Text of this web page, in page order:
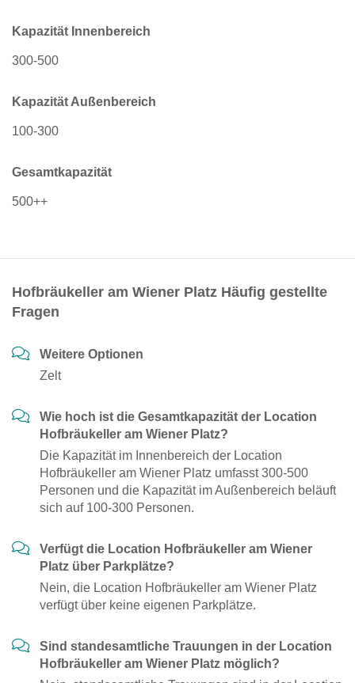
Kapazität Innenbereich
300-500
Kapazität Außenbereich
100-300
Gesamtkapazität
500++
Hofbräukeller am Wiener Platz Häufig gestellte
Fragen
Weitere Optionen
Zelt
Wie hoch ist die Gesamtkapazität der Location
Hofbräukeller am Wiener Platz?
Die Kapazität im Innenbereich der Location
Hofbräukeller am Wiener Platz umfasst 300-500
Personen und die Kapazität im Außenbereich beläuft
sich auf 100-300 Personen.
Verfügt die Location Hofbräukeller am Wiener
Platz über Parkplätze?
Nein, die Location Hofbräukeller am Wiener Platz
verfügt über keine eigenen Parkplätze.
Sind standesamtliche Trauungen in der Location
Hofbräukeller am Wiener Platz möglich?